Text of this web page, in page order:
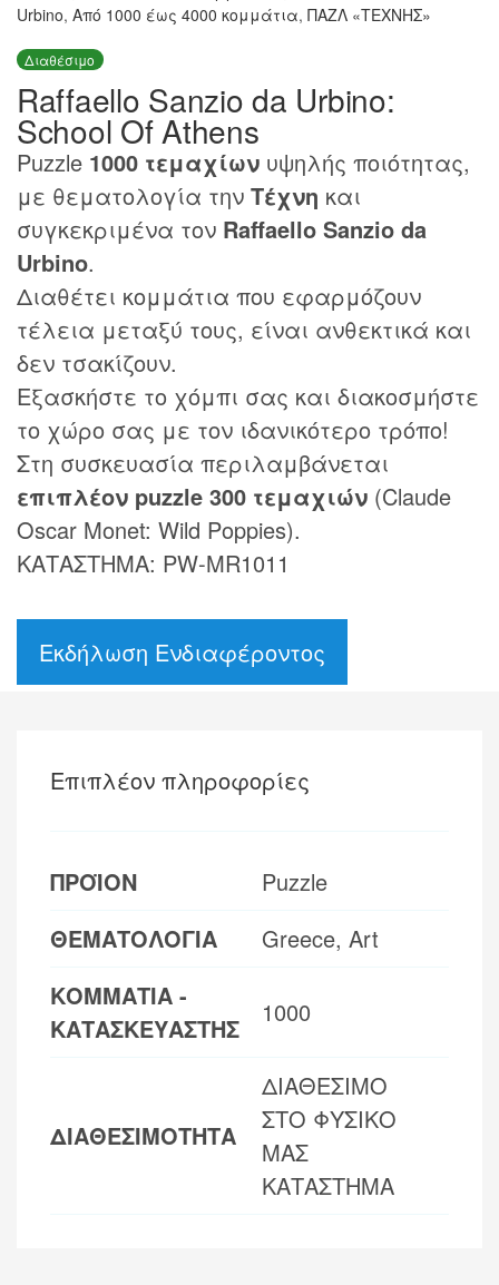
Urbino, Από 1000 έως 4000 κομμάτια, ΠΑΖΛ «ΤΕΧΝΗΣ»
Διαθέσιμο
Raffaello Sanzio da Urbino:
School Of Athens
Puzzle 1000 τεμαχίων υψηλής ποιότητας,
με θεματολογία την Τέχνη και
συγκεκριμένα τον Raffaello Sanzio da
Urbino.
Διαθέτει κομμάτια που εφαρμόζουν
τέλεια μεταξύ τους, είναι ανθεκτικά και
δεν τσακίζουν.
Εξασκήστε το χόμπι σας και διακοσμήστε
το χώρο σας με τον ιδανικότερο τρόπο!
Στη συσκευασία περιλαμβάνεται
επιπλέον puzzle 300 τεμαχιών (Claude
Oscar Monet: Wild Poppies).
ΚΑΤΑΣΤΗΜΑ: PW-MR1011
Εκδήλωση Ενδιαφέροντος
Επιπλέον πληροφορίες
ΠΡΟΪΟΝ
Puzzle
ΘΕΜΑΤΟΛΟΓΙΑ
Greece, Art
ΚΟΜΜΑΤΙΑ -
ΚΑΤΑΣΚΕΥΑΣΤΗΣ
1000
ΔΙΑΘΕΣΙΜΟΤΗΤΑ
ΔΙΑΘΕΣΙΜΟ
ΣΤΟ ΦΥΣΙΚΟ
ΜΑΣ
ΚΑΤΑΣΤΗΜΑ